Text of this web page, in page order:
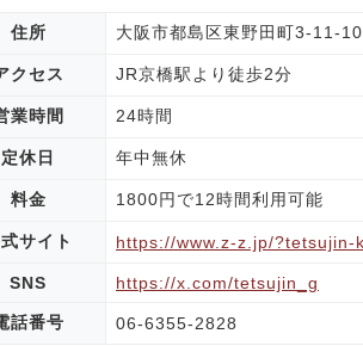
住所 大阪市都島区東野田町3-11-10
クセス JR京橋駅より徒歩2分
業時間 24時間
定休日 年中無休
料金 1800円で12時間利用可能
サイト https://www.z-z.jp/?tetsujin-
SNS https://x.com/tetsujin_g
話番号 06-6355-2828